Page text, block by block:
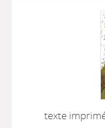
texte